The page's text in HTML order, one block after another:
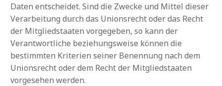
Daten entscheidet. Sind die Zwecke und Mittel dieser
Verarbeitung durch das Unionsrecht oder das Recht
der Mitgliedstaaten vorgegeben, so kann der
Verantwortliche beziehungsweise können die
bestimmten Kriterien seiner Benennung nach dem
Unionsrecht oder dem Recht der Mitgliedstaaten
vorgesehen werden.